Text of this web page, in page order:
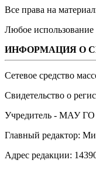
Все права на
Любое использование
ИНФОРМАЦИЯ О
Сетевое средство
Свидетельство о
Учредитель - МАУ ГО
Главный редактор:
Адрес редакции: